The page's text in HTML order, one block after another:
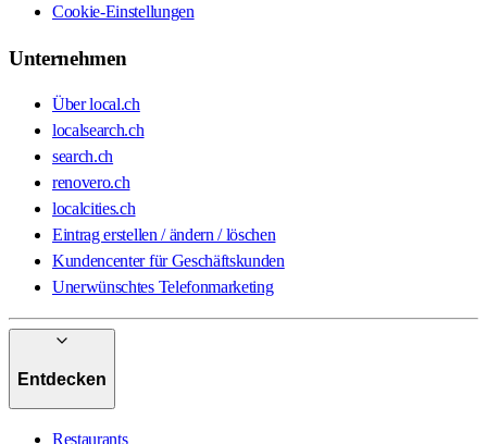
Cookie-Einstellungen
Unternehmen
Über local.ch
localsearch.ch
search.ch
renovero.ch
localcities.ch
Eintrag erstellen / ändern / löschen
Kundencenter für Geschäftskunden
Unerwünschtes Telefonmarketing
Entdecken
Restaurants